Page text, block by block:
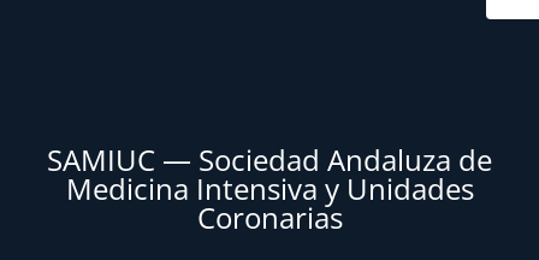
SAMIUC — Sociedad Andaluza de
Medicina Intensiva y Unidades
Coronarias